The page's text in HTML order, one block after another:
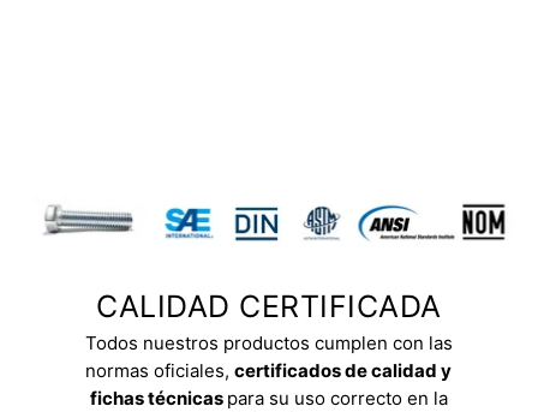
CALIDAD CERTIFICADA
Todos nuestros productos cumplen con las
normas oficiales,certificados de calidad y
fichas técnicas para su uso correcto en la